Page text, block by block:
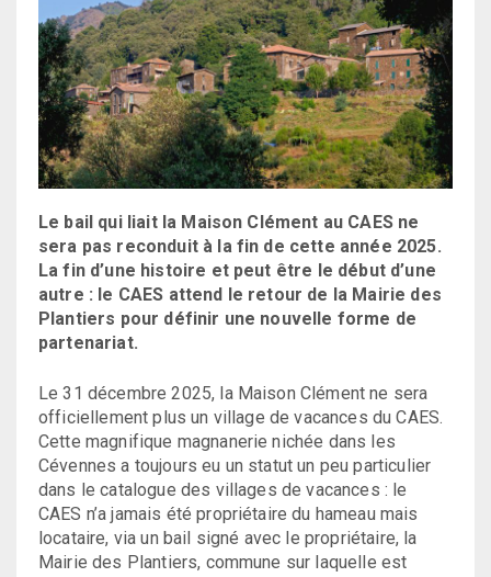
Le bail qui liait la Maison Clément au CAES ne
sera pas reconduit à la fin de cette année 2025.
La fin d’une histoire et peut être le début d’une
autre : le CAES attend le retour de la Mairie des
Plantiers pour définir une nouvelle forme de
partenariat.
Le 31 décembre 2025, la Maison Clément ne sera
officiellement plus un village de vacances du CAES.
Cette magnifique magnanerie nichée dans les
Cévennes a toujours eu un statut un peu particulier
dans le catalogue des villages de vacances : le
CAES n’a jamais été propriétaire du hameau mais
locataire, via un bail signé avec le propriétaire, la
Mairie des Plantiers, commune sur laquelle est